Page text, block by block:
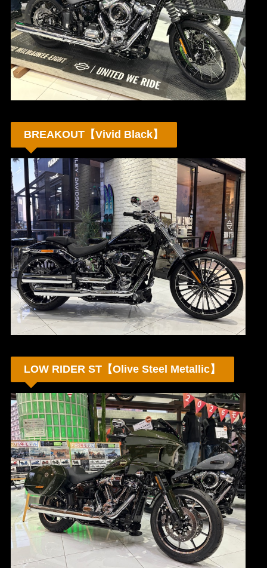
BREAKOUT【Vivid Black】
LOW RIDER ST【Olive Steel Metallic】